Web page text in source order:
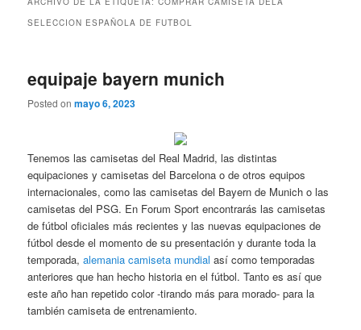
SELECCION ESPAÑOLA DE FUTBOL
equipaje bayern munich
Posted onmayo 6, 2023
Tenemos las camisetas del Real Madrid, las distintas
equipaciones y camisetas del Barcelona o de otros equipos
internacionales, como las camisetas del Bayern de Munich o las
camisetas del PSG. En Forum Sport encontrarás las camisetas
de fútbol oficiales más recientes y las nuevas equipaciones de
fútbol desde el momento de su presentación y durante toda la
temporada,alemania camiseta mundial así como temporadas
anteriores que han hecho historia en el fútbol. Tanto es así que
este año han repetido color -tirando más para morado- para la
también camiseta de entrenamiento.